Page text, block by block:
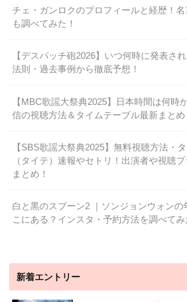
チェ・ガンロクのプロフィールと経歴！
も調べてみた！
【デスパッチ砲2026】いつ何時に発表さ
法則・過去事例から徹底予想！
【MBC歌謡大祭典2025】日本時間は何時
信の視聴方法＆タイムテーブル最新まとめ
【SBS歌謡大祭典2025】無料視聴方法・
（タイテ）速報やセトリ！出演者や視聴
まとめ！
白と黒のスプーン2 ｜ソンジョンウォンの
こにある？インスタ・予約方法を調べてみ
新着エントリー